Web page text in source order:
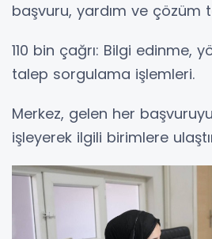
başvuru, yardım ve çözüm
110 bin çağrı: Bilgi edinme,
talep sorgulama işlemleri.
Merkez, gelen her
işleyerek ilgili birimlere